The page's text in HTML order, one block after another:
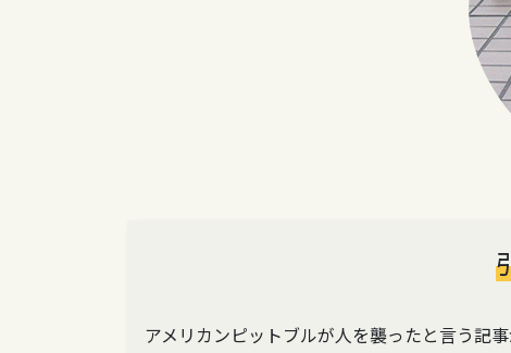
アメリカンピットブルが人を襲ったと言う記